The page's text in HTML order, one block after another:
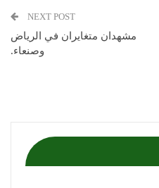
NEXT POST
مشهدان متغايران في الرياض
وصنعاء.